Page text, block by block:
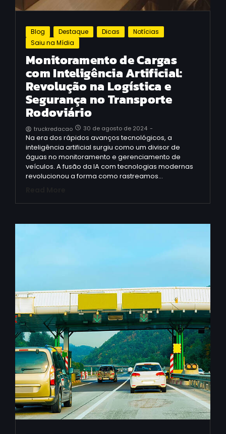
Blog Destaque Dicas
Notícias
Saiu na Mídia
Monitoramento de Cargas
com Inteligência Artificial:
Revolução na Logística e
Segurança no Transporte
Rodoviário
truckredacao 30 de agosto de 2024 -
Na era dos rápidos avanços tecnológicos, a
inteligência artificial surgiu como um divisor de
águas no monitoramento e gerenciamento de
veículos. A fusão da IA ​​com tecnologias modernas
revolucionou a forma como rastreamos…